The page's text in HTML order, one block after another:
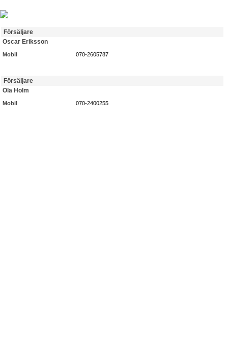
Försäljare
Oscar Eriksson
Mobil 070-2605787
Försäljare
Ola Holm
Mobil 070-2400255